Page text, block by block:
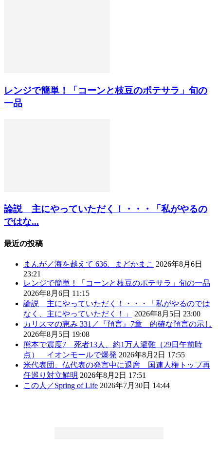
レンジで簡単！「コーンと枝豆のポテサラ」旬の
一品
論説 主にやっていただく！・・・「私がやるの
ではな...
最近の投稿
まんが／海を越えて 636、まどかまこ 2026年8月6日
23:21
レンジで簡単！「コーンと枝豆のポテサラ」旬の一品
2026年8月6日 11:15
論説 主にやっていただく！・・・「私がやるのでは
なく、主にやっていただく！」
2026年8月5日 23:00
カリスマの恵み 331／『預言』7章 的確な預言の示し
2026年8月5日 19:08
熊本で震度7 死者13人、約1万人避難（29日午前時
点） イオンモールで爆発 2026年8月2日 17:55
米代表団、仏代表の発言中に退席 国連人権トップ再
任巡り対立鮮明 2026年8月2日 17:51
この人／Spring of Life 2026年7月30日 14:44